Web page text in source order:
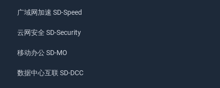
广域网加速 SD-Speed
云网安全 SD-Security
移动办公 SD-MO
数据中心互联 SD-DCC